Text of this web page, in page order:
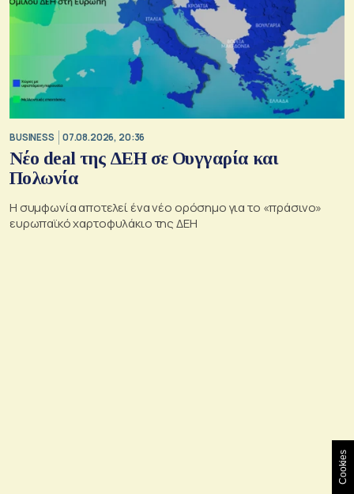
BUSINESS 07.08.2026, 20:36
Νέο deal της ΔΕΗ σε Ουγγαρία και
Πολωνία
Η συμφωνία αποτελεί ένα νέο ορόσημο για το «πράσινο»
ευρωπαϊκό χαρτοφυλάκιο της ΔΕΗ
Cookies